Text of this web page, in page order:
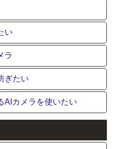
い
ラ
ぎたい
AIカメラを使いたい